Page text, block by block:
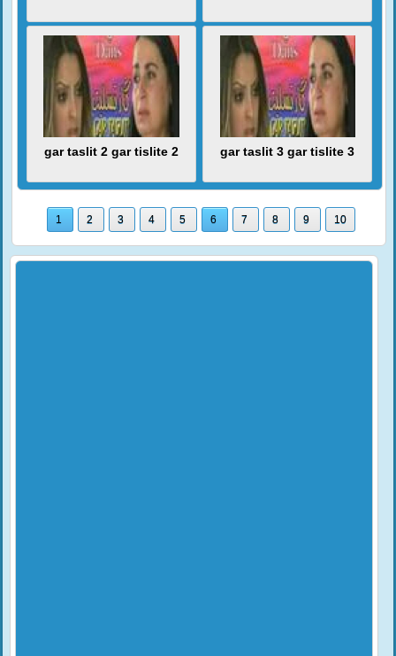
gar taslit 2 gar tislite 2 gar taslit 3 gar tislite 3
1 2 3 4 5 6 7 8 9 10